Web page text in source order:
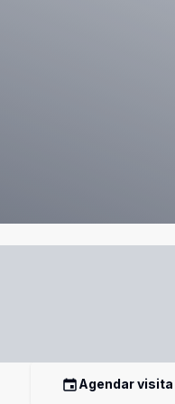
Agendar visita